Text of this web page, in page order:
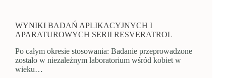
WYNIKI BADAŃ APLIKACYJNYCH I
APARATUROWYCH SERII RESVERATROL
Po całym okresie stosowania: Badanie przeprowadzone
zostało w niezależnym laboratorium wśród kobiet w
wieku…